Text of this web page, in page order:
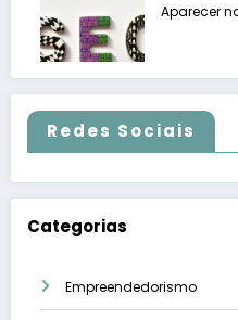
Aparecer
Redes Sociais
Categorias
Empreendedorismo